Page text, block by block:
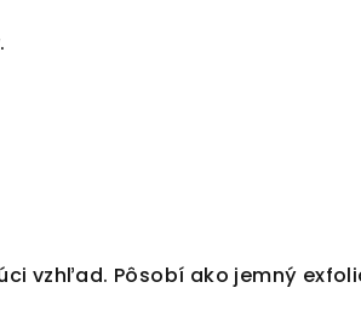
vzhľad. Pôsobí ako jemný